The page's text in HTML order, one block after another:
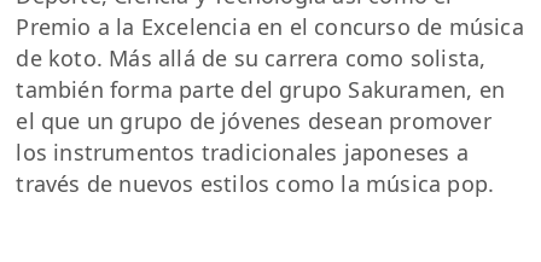
Premio a la Excelencia en el concurso de música
de koto. Más allá de su carrera como solista,
también forma parte del grupo Sakuramen, en
el que un grupo de jóvenes desean promover
los instrumentos tradicionales japoneses a
través de nuevos estilos como la música pop.